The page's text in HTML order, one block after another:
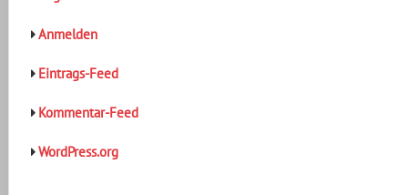
Anmelden
Eintrags-Feed
Kommentar-Feed
WordPress.org